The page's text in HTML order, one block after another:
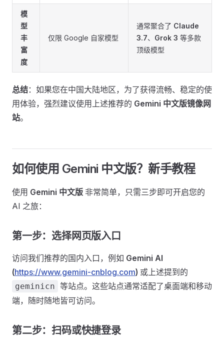
模
型
丰
富
度
仅限 Google 自家模型
通常聚合了 Claude
3.7、 Grok 3 等多款
顶级模型
总结：如果您在中国大陆地区，为了获得流畅、稳定的使
用体验，强烈建议使用上述推荐的 Gemini 中文版镜像网
站。
如何使用 Gemini 中文版？新手教程
使用 Gemini 中文版 非常简单，只需三步即可开启您的
AI 之旅：
第一步：选择网页版入口
访问我们推荐的国内入口，例如 Gemini AI
(https://www.gemini-cnblog.com) 或上述提到的
geminicn 等站点。这些站点通常适配了桌面端和移动
端，随时随地皆可访问。
第二步：扫码或快捷登录